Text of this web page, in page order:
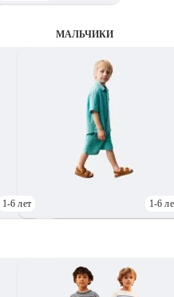
1-6 лет
MАЛЬЧИКИ
1-6